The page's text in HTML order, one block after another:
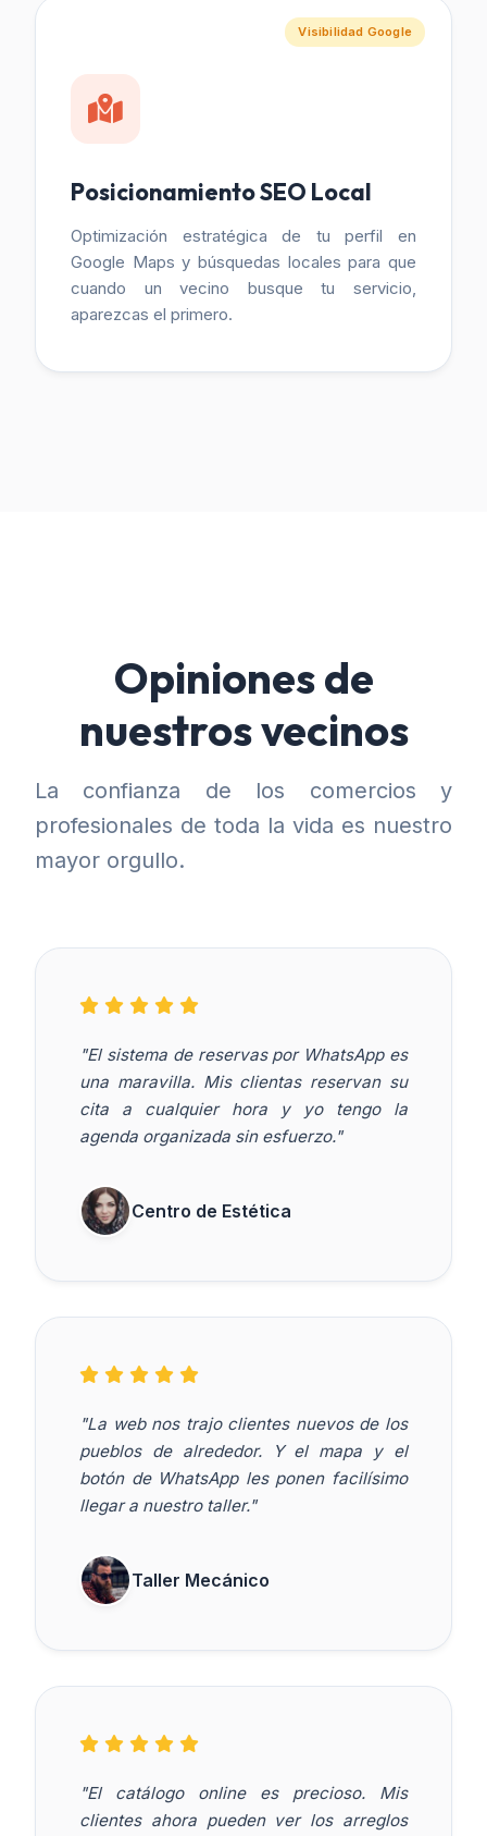
Visibilidad Google
Posicionamiento SEO Local
Optimización estratégica de tu perfil en
Google Maps y búsquedas locales para que
cuando un vecino busque tu servicio,
aparezcas el primero.
Opiniones de
nuestros vecinos
La confianza de los comercios y
profesionales de toda la vida es nuestro
mayor orgullo.
"El sistema de reservas por WhatsApp es
una maravilla. Mis clientas reservan su
cita a cualquier hora y yo tengo la
agenda organizada sin esfuerzo."
Centro de Estética
"La web nos trajo clientes nuevos de los
pueblos de alrededor. Y el mapa y el
botón de WhatsApp les ponen facilísimo
llegar a nuestro taller."
Taller Mecánico
"El catálogo online es precioso. Mis
clientes ahora pueden ver los arreglos